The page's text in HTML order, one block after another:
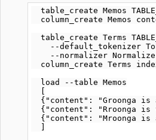
table_create Memos
column_create Memos
table_create Terms
--default_tokenizer
--normalizer
column_create Terms
  load --table Memos
{"content": "Groonga is
{"content": "Rroonga is
{"content": "Mroonga is